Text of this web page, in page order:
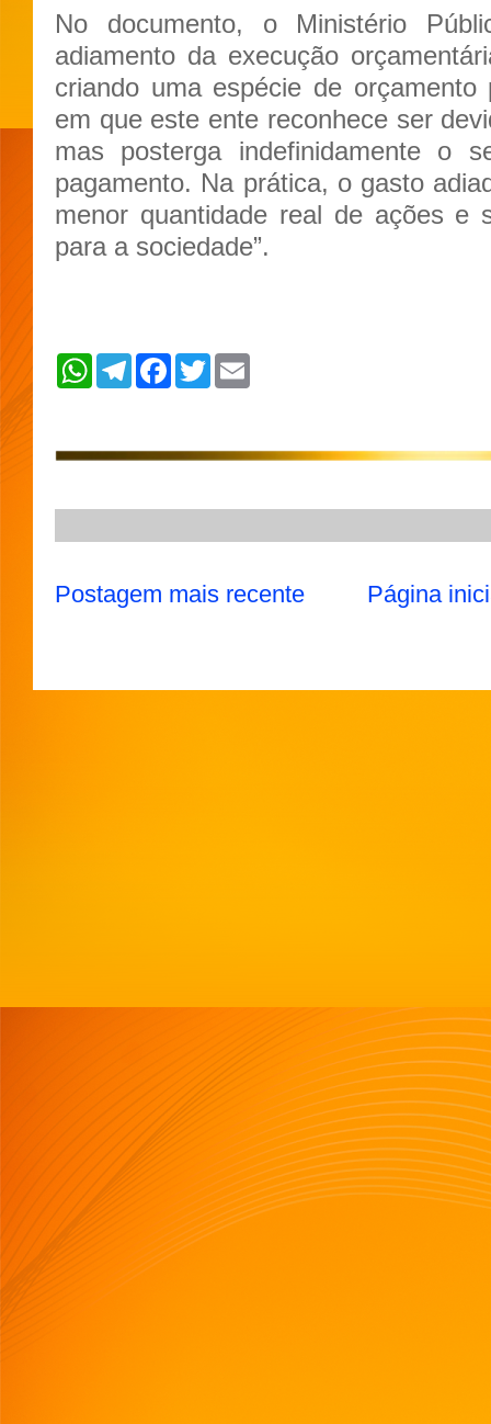
No documento, o Ministério
adiamento da execução
criando uma espécie de
em que este ente reconhece ser
mas posterga indefinidamente o
pagamento. Na prática, o gasto
menor quantidade real de ações e
para a sociedade”.
W
A
p
T
e
r
a
F
a
o
o
T
w
e
r
Postagem mais recente Página